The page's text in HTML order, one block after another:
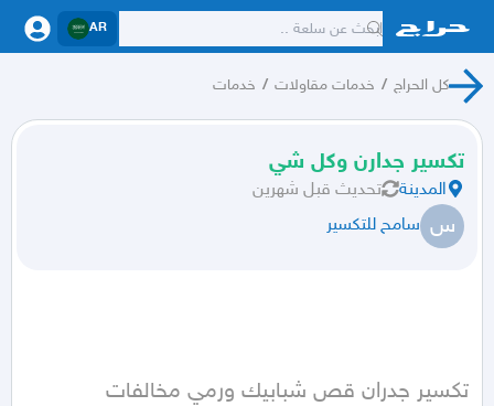
AR
كل الحراج / خدمات مقاولات / خدمات
تكسير جدارن وكل شي
المدينة تحديث قبل شهرين
س سامح للتكسير
تكسير جدران قص شبابيك ورمي مخالفات